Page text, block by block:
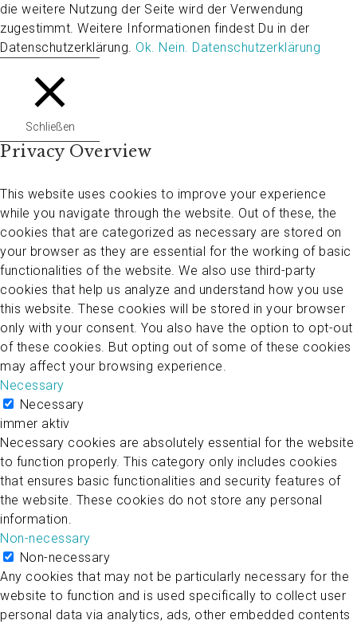
die weitere Nutzung der Seite wird der Verwendung
zugestimmt. Weitere Informationen findest Du in der
Datenschutzerklärung. Ok. Nein. Datenschutzerklärung
Schließen
Privacy Overview
This website uses cookies to improve your experience
while you navigate through the website. Out of these, the
cookies that are categorized as necessary are stored on
your browser as they are essential for the working of basic
functionalities of the website. We also use third-party
cookies that help us analyze and understand how you use
this website. These cookies will be stored in your browser
only with your consent. You also have the option to opt-out
of these cookies. But opting out of some of these cookies
may affect your browsing experience.
Necessary
Necessary
immer aktiv
Necessary cookies are absolutely essential for the website
to function properly. This category only includes cookies
that ensures basic functionalities and security features of
the website. These cookies do not store any personal
information.
Non-necessary
Non-necessary
Any cookies that may not be particularly necessary for the
website to function and is used specifically to collect user
personal data via analytics, ads, other embedded contents